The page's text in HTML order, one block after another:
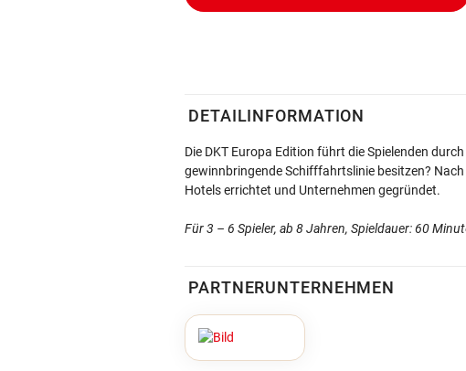
DETAILINFORMATION
Die DKT Europa Edition führt die Spielenden
gewinnbringende Schifffahrtslinie besitzen?
Hotels errichtet und Unternehmen gegründet.
Für 3 – 6 Spieler, ab 8 Jahren, Spieldauer: 60
PARTNERUNTERNEHMEN